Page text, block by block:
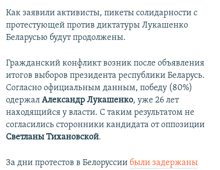
Как заявили активисты, пикеты солидарности с
протестующей против диктатуры Лукашенко
Беларусью будут продолжены.
Гражданский конфликт возник после объявления
итогов выборов президента республики Беларусь.
Согласно официальным данным, победу (80%)
одержал Александр Лукашенко, уже 26 лет
находящийся у власти. С таким результатом не
согласились сторонники кандидата от оппозиции
Светланы Тихановской.
За дни протестов в Белоруссии были задержаны